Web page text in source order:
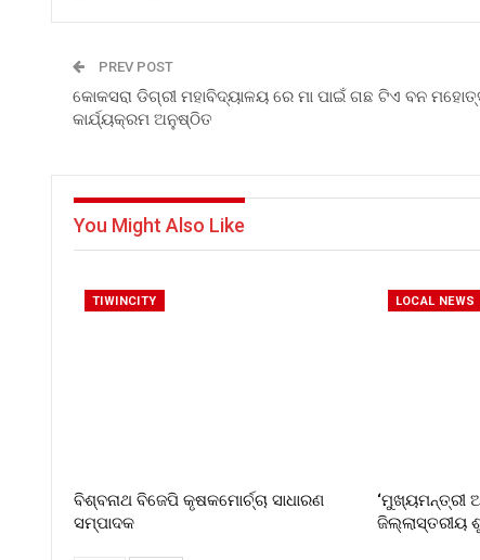
PREV POST
କୋକସରା ଡିଗ୍ରୀ ମହାବିଦ୍ୟାଳୟ ରେ ମା ପାଇଁ ଗଛ ଟିଏ ବନ
କାର୍ଯ୍ୟକ୍ରମ ଅନୁଷ୍ଠିତ
You Might Also Like
TIWINCITY
ବିଶ୍ବନାଥ ବିଜେପି କୃଷକମୋର୍ଚ୍ଚା ସାଧାରଣ
ସମ୍ପାଦକ
LOCAL NEWS
‘ମୁଖ୍ୟମନ୍ତ୍ରୀ
ଜିଲ୍ଲାସ୍ତରୀୟ